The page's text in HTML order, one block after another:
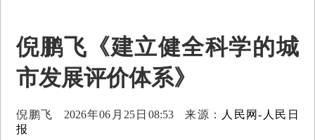
倪鹏飞《建立健全科学的城
市发展评价体系》
倪鹏飞 2026年06月25日08:53 来源：
人民网-人民日
报